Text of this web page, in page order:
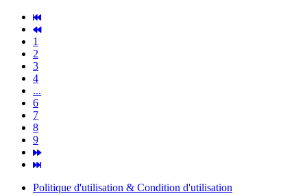
1
2
3
4
...
6
7
8
9
Politique d'utilisation & Condition d'utilisation